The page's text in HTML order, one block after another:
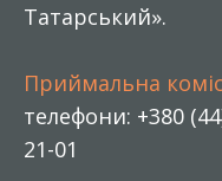
Татарський».
Приймальна
телефони: +380
21-01